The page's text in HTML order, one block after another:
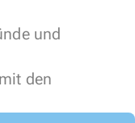
und
den